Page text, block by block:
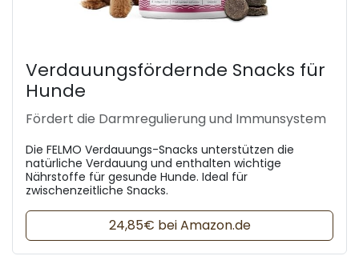
Verdauungsfördernde Snacks für
Hunde
Fördert die Darmregulierung und Immunsystem
Die FELMO Verdauungs-Snacks unterstützen die
natürliche Verdauung und enthalten wichtige
Nährstoffe für gesunde Hunde. Ideal für
zwischenzeitliche Snacks.
24,85€ bei Amazon.de